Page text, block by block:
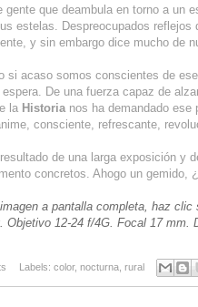
gente que deambula en torno a un
estelas. Despreocupados
y sin embargo dice mucho de
si acaso somos conscientes de
De una fuerza capaz de
la Historia nos ha demandado
consciente, refrescante,
de una larga exposición y
concretos. Ahogo un gemido,
a pantalla completa, haz clic
Objetivo 12-24 f/4G. Focal 17 mm.
Labels: color, nocturna, rural